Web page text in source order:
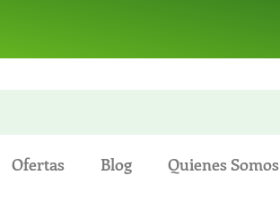
Ofertas Blog Quienes Somos